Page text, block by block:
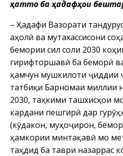
ҳатто ба ҳадафҳои
– Ҳадафи Вазорати
аҳолӣ ва мутахассисони
бемории сил соли 2030
гирифторшавӣ ба беморӣ
ҳамчун мушкилоти ҷиддии
татбиқи Барномаи миллии
2030, таҳкими ташхисҳои
кардани пешгирӣ дар
(кӯдакон, муҳоҷирон,
ҳамкории минтақавӣ мо
таҳдид ба таври назаррас